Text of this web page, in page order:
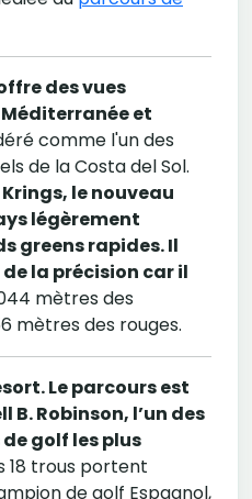
des vues
et
comme l'un des
de la Costa del Sol.
Krings, le nouveau
légèrement
greens rapides. Il
la précision car il
mètres des
mètres des rouges.
Le parcours est
Robinson, l’un des
golf les plus
18 trous portent
de golf Espagnol,